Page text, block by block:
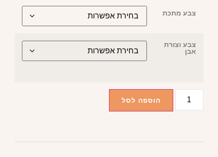
צבע מתכת
צבע וצורת
אבן
הוספה לסל